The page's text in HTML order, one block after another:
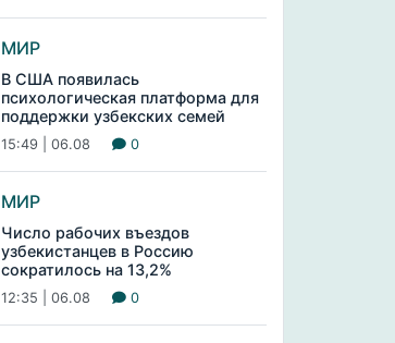
МИР
В США появилась
психологическая платформа для
поддержки узбекских семей
15:49 | 06.08 0
МИР
Число рабочих въездов
узбекистанцев в Россию
сократилось на 13,2%
12:35 | 06.08 0